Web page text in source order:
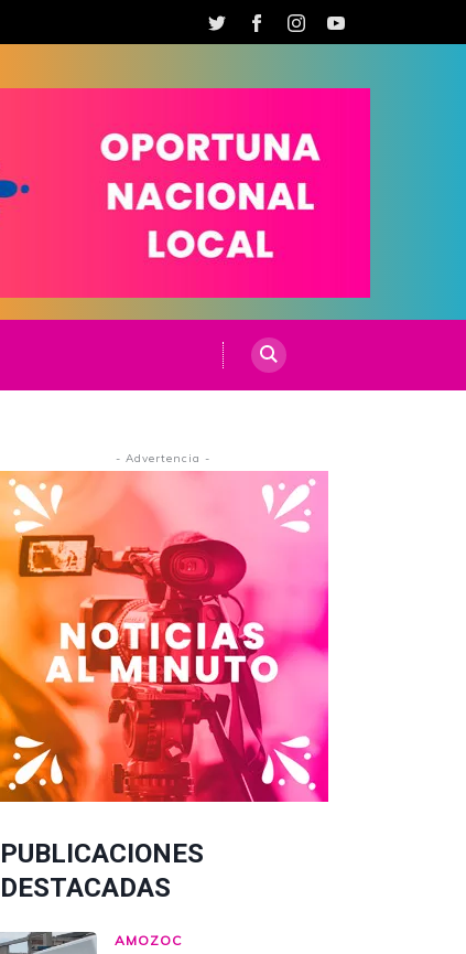
- Advertencia -
PUBLICACIONES
DESTACADAS
AMOZOC